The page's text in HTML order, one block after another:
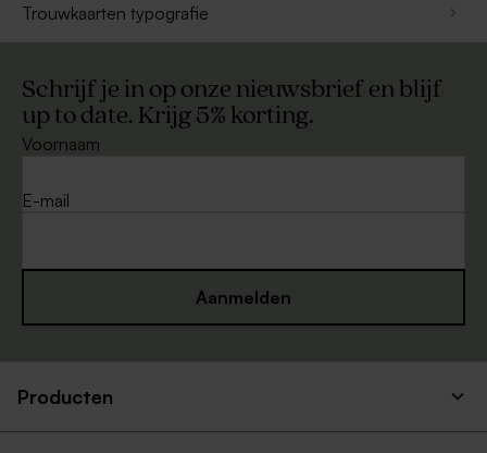
Trouwkaarten typografie
Schrijf je in op onze nieuwsbrief en blijf
up to date. Krijg 5% korting.
Voornaam
E-mail
Aanmelden
Producten